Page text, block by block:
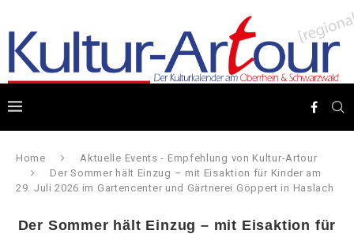
Home
Aktuelle Events - Empfehlung von Kultur-Artour
Der Sommer hält Einzug – mit Eisaktion für Kinder am
29. Juli 2026 im Gartencenter und Gärtnerei Göppert in Haslach
Der Sommer hält Einzug – mit Eisaktion für